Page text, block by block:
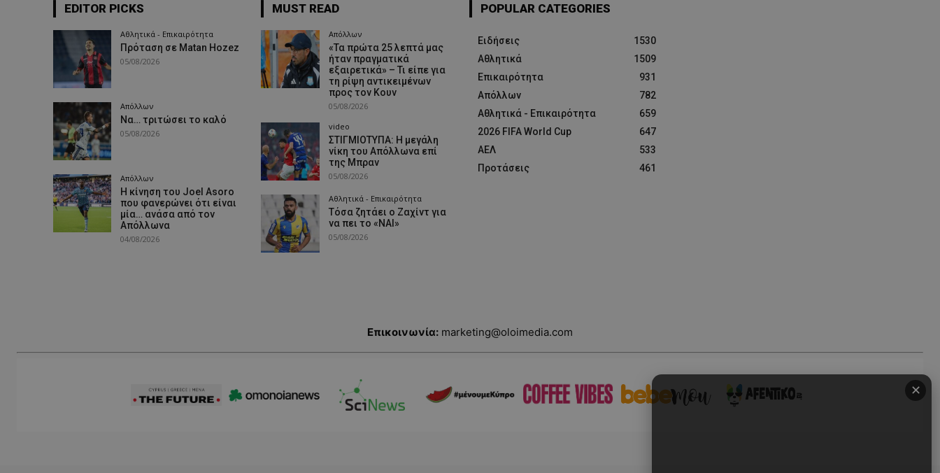
EDITOR PICKS
Αθλητικά - Επικαιρότητα
Πρόταση σε Matan Hozez
05/08/2026
Απόλλων
Να… τριτώσει το καλό
05/08/2026
Απόλλων
Η κίνηση του Joel Asoro
που φανερώνει ότι είναι
μία… ανάσα από τον
Απόλλωνα
04/08/2026
MUST READ
Απόλλων
«Τα πρώτα 25 λεπτά μας
ήταν πραγματικά
εξαιρετικά» – Τι είπε για
τη ρίψη αντικειμένων
προς τον Κουν
05/08/2026
video
ΣΤΙΓΜΙΟΤΥΠΑ: Η μεγάλη
νίκη του Απόλλωνα επί
της Μπραν
05/08/2026
Αθλητικά - Επικαιρότητα
Τόσα ζητάει ο Ζαχίντ για
να πει το «ΝΑΙ»
05/08/2026
POPULAR CATEGORIES
Ειδήσεις
1530
Αθλητικά
1509
Επικαιρότητα
931
Απόλλων
782
Αθλητικά - Επικαιρότητα
659
2026 FIFA World Cup
647
ΑΕΛ
533
Προτάσεις
461
Επικοινωνία: marketing@oloimedia.com
✕